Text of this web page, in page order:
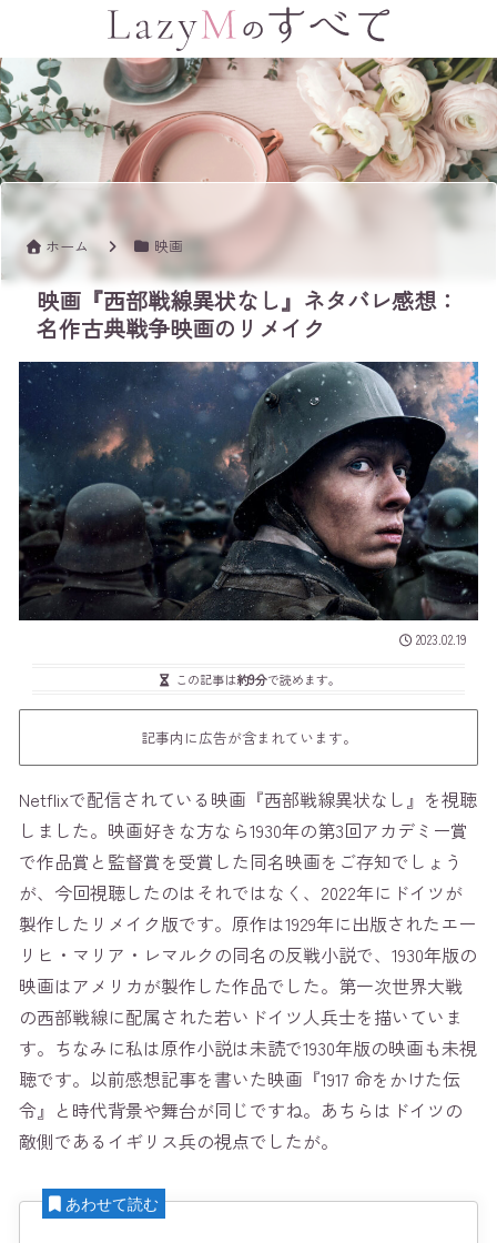
ホーム 映画
映画『西部戦線異状なし』ネタバレ感想：
名作古典戦争映画のリメイク
2023.02.19
この記事は約9分で読めます。
記事内に広告が含まれています。
Netflixで配信されている映画『西部戦線異状なし』を視聴
しました。映画好きな方なら1930年の第3回アカデミー賞
で作品賞と監督賞を受賞した同名映画をご存知でしょう
が、今回視聴したのはそれではなく、2022年にドイツが
製作したリメイク版です。原作は1929年に出版されたエー
リヒ・マリア・レマルクの同名の反戦小説で、1930年版の
映画はアメリカが製作した作品でした。第一次世界大戦
の西部戦線に配属された若いドイツ人兵士を描いていま
す。ちなみに私は原作小説は未読で1930年版の映画も未視
聴です。以前感想記事を書いた映画『1917 命をかけた伝
令』と時代背景や舞台が同じですね。あちらはドイツの
敵側であるイギリス兵の視点でしたが。